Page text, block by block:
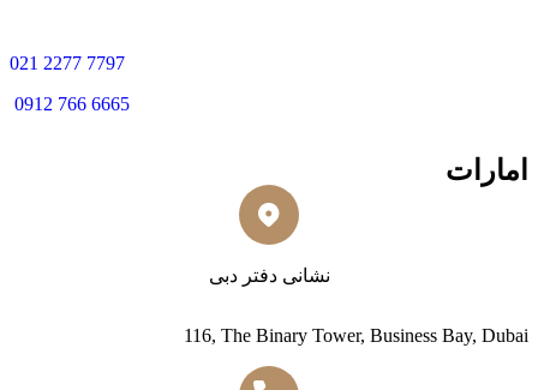
021 2277 7797
0912 766 6665
امارات
نشانی دفتر دبی
116, The Binary Tower, Business Bay, Dubai